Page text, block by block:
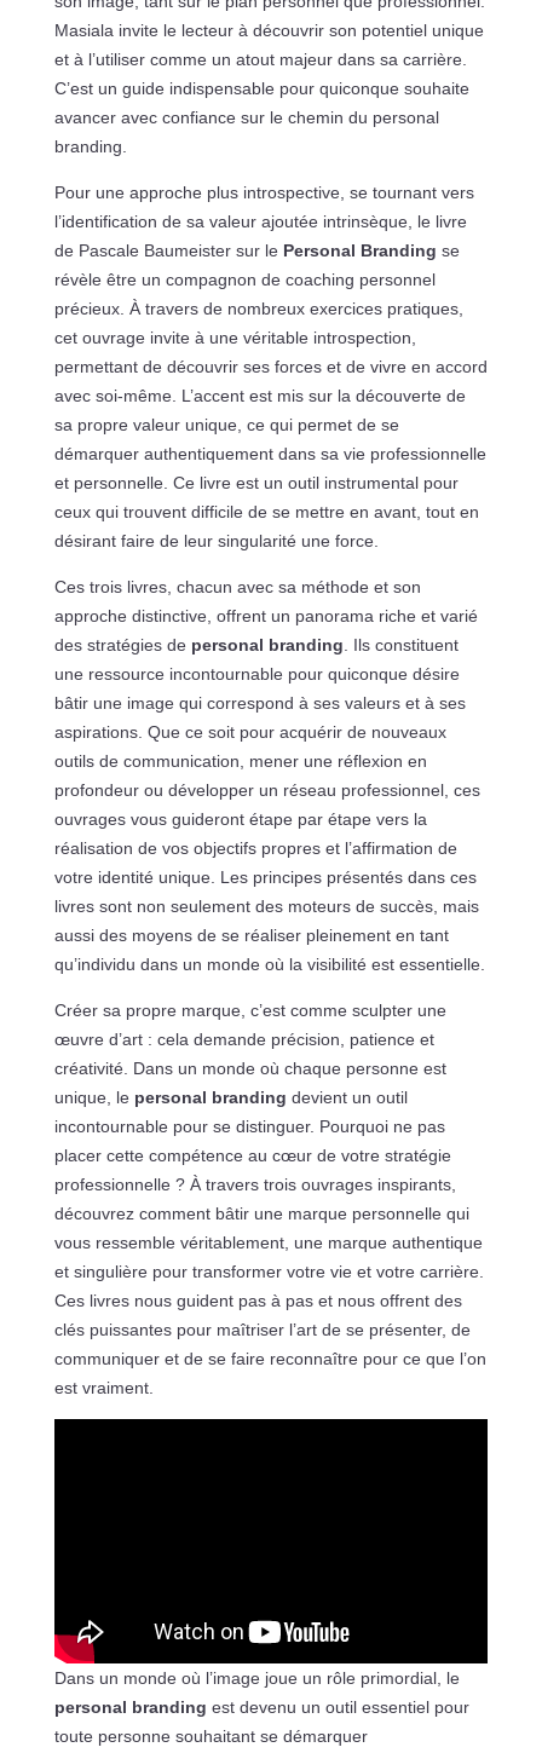
Masiala invite le lecteur à découvrir son potentiel unique
et à l’utiliser comme un atout majeur dans sa carrière.
C’est un guide indispensable pour quiconque souhaite
avancer avec confiance sur le chemin du personal
branding.
Pour une approche plus introspective, se tournant vers
l’identification de sa valeur ajoutée intrinsèque, le livre
de Pascale Baumeister sur le Personal Branding se
révèle être un compagnon de coaching personnel
précieux. À travers de nombreux exercices pratiques,
cet ouvrage invite à une véritable introspection,
permettant de découvrir ses forces et de vivre en accord
avec soi-même. L’accent est mis sur la découverte de
sa propre valeur unique, ce qui permet de se
démarquer authentiquement dans sa vie professionnelle
et personnelle. Ce livre est un outil instrumental pour
ceux qui trouvent difficile de se mettre en avant, tout en
désirant faire de leur singularité une force.
Ces trois livres, chacun avec sa méthode et son
approche distinctive, offrent un panorama riche et varié
des stratégies de personal branding . Ils constituent
une ressource incontournable pour quiconque désire
bâtir une image qui correspond à ses valeurs et à ses
aspirations. Que ce soit pour acquérir de nouveaux
outils de communication, mener une réflexion en
profondeur ou développer un réseau professionnel, ces
ouvrages vous guideront étape par étape vers la
réalisation de vos objectifs propres et l’affirmation de
votre identité unique. Les principes présentés dans ces
livres sont non seulement des moteurs de succès, mais
aussi des moyens de se réaliser pleinement en tant
qu’individu dans un monde où la visibilité est essentielle.
Créer sa propre marque, c’est comme sculpter une
œuvre d’art : cela demande précision, patience et
créativité. Dans un monde où chaque personne est
unique, le personal branding devient un outil
incontournable pour se distinguer. Pourquoi ne pas
placer cette compétence au cœur de votre stratégie
professionnelle ? À travers trois ouvrages inspirants,
découvrez comment bâtir une marque personnelle qui
vous ressemble véritablement, une marque authentique
et singulière pour transformer votre vie et votre carrière.
Ces livres nous guident pas à pas et nous offrent des
clés puissantes pour maîtriser l’art de se présenter, de
communiquer et de se faire reconnaître pour ce que l’on
est vraiment.
Dans un monde où l’image joue un rôle primordial, le
personal branding est devenu un outil essentiel pour
toute personne souhaitant se démarquer